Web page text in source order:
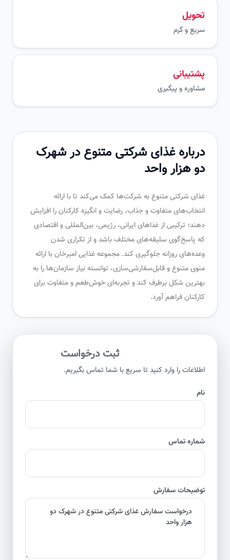
سریع و گرم
پشتیبانی
مشاوره و پیگیری
درباره غذای شرکتی متنوع در شهرک
دو هزار واحد
غذای شرکتی متنوع به شرکت‌ها کمک می‌کند تا با ارائه
انتخاب‌های متفاوت و جذاب، رضایت و انگیزه کارکنان را افزایش
دهند؛ ترکیبی از غذاهای ایرانی، رژیمی، بین‌المللی و اقتصادی
که پاسخ‌گوی سلیقه‌های مختلف باشد و از تکراری شدن
وعده‌های روزانه جلوگیری کند. مجموعه غذایی امیرخان با ارائه
منوی متنوع و قابل‌سفارشی‌سازی، توانسته نیاز سازمان‌ها را به
بهترین شکل برطرف کند و تجربه‌ای خوش‌طعم و متفاوت برای
کارکنان فراهم آورد.
ثبت درخواست
اطلاعات را وارد کنید تا سریع با شما تماس بگیریم.
شماره تماس
توضیحات سفارش